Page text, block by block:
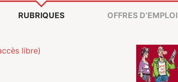
RUBRIQUES OFFRES D’EMPLOI
libre)